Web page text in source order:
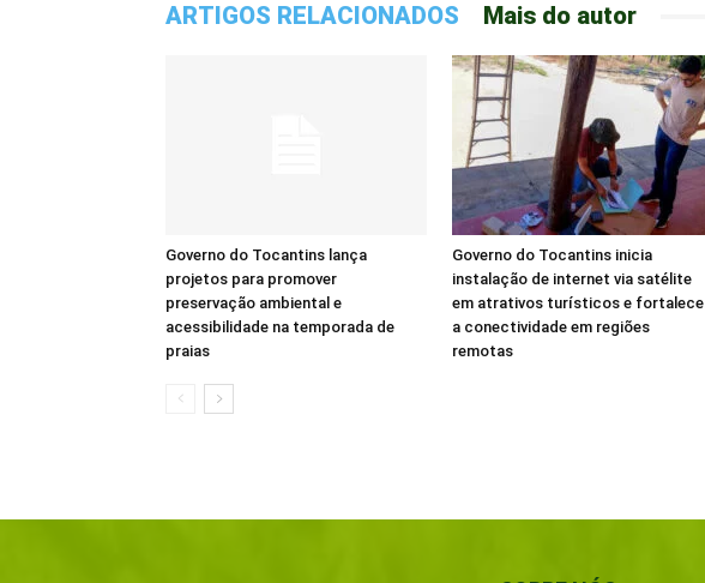
ARTIGOS RELACIONADOS Mais do autor
Governo do Tocantins lança
projetos para promover
preservação ambiental e
acessibilidade na temporada de
praias
Governo do Tocantins inicia
instalação de internet via satélite
em atrativos turísticos e fortalece
a conectividade em regiões
remotas